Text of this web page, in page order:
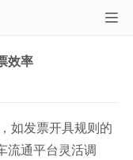

效率
如发票开具规则的
流通平台灵活调